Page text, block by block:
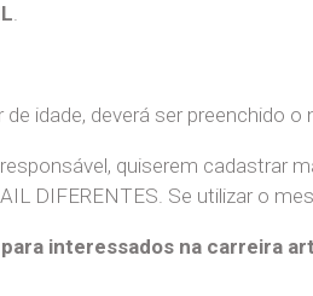
.
idade, deverá ser preenchido
quiserem cadastrar
DIFERENTES. Se utilizar o
interessados na carreira